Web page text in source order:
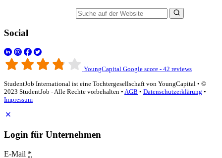
Social
YoungCapital Google score - 42 reviews
StudentJob International ist eine Tochtergesellschaft von YoungCapital • ©
2023 StudentJob - Alle Rechte vorbehalten • AGB • Datenschutzerklärung •
Impressum
Login für Unternehmen
E-Mail *